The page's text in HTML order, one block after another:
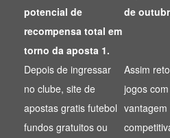
potencial de
recompensa total em
torno da aposta 1.
de
Depois de ingressar
no clube, site de
apostas gratis futebol
fundos gratuitos ou
Assim
jogos
vantagem